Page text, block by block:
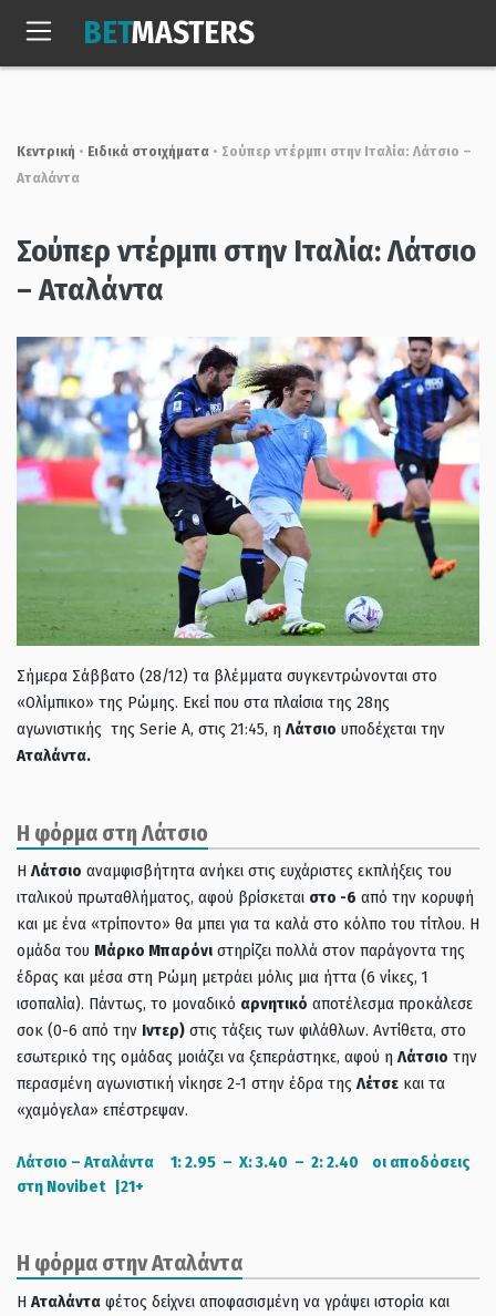
Πεμ, 6 Αυγ. 2026
BETMASTERS
Κεντρική • Ειδικά στοιχήματα • Σούπερ ντέρμπι στην Ιταλία: Λάτσιο –
Αταλάντα
Σούπερ ντέρμπι στην Ιταλία: Λάτσιο
– Αταλάντα
Σήμερα Σάββατο (28/12) τα βλέμματα συγκεντρώνονται στο
«Ολίμπικο» της Ρώμης. Εκεί που στα πλαίσια της 28ης
αγωνιστικής της Serie A, στις 21:45, η Λάτσιο υποδέχεται την
Αταλάντα.
Η φόρμα στη Λάτσιο
Η Λάτσιο αναμφισβήτητα ανήκει στις ευχάριστες εκπλήξεις του
ιταλικού πρωταθλήματος, αφού βρίσκεται στο -6 από την κορυφή
και με ένα «τρίποντο» θα μπει για τα καλά στο κόλπο του τίτλου. Η
ομάδα του Μάρκο Μπαρόνι στηρίζει πολλά στον παράγοντα της
έδρας και μέσα στη Ρώμη μετράει μόλις μια ήττα (6 νίκες, 1
ισοπαλία). Πάντως, το μοναδικό αρνητικό αποτέλεσμα προκάλεσε
σοκ (0-6 από την Ιντερ) στις τάξεις των φιλάθλων. Αντίθετα, στο
εσωτερικό της ομάδας μοιάζει να ξεπεράστηκε, αφού η Λάτσιο την
περασμένη αγωνιστική νίκησε 2-1 στην έδρα της Λέτσε και τα
«χαμόγελα» επέστρεψαν.
Λάτσιο – Αταλάντα 1: 2.95 – Χ: 3.40 – 2: 2.40 οι αποδόσεις
στη Novibet |21+
Η φόρμα στην Αταλάντα
Η Αταλάντα φέτος δείχνει αποφασισμένη να γράψει ιστορία και